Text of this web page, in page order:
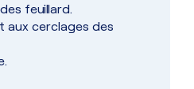
feuillard.
aux cerclages des